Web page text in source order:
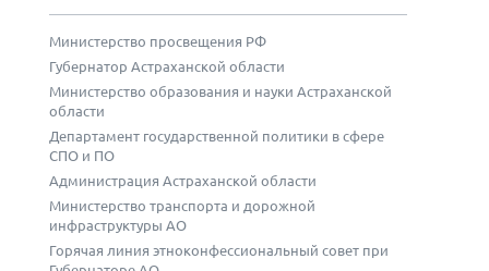
Министерство просвещения РФ
Губернатор Астраханской области
Министерство образования и науки Астраханской
области
Департамент государственной политики в сфере
СПО и ПО
Администрация Астраханской области
Министерство транспорта и дорожной
инфраструктуры АО
Горячая линия этноконфессиональный совет при